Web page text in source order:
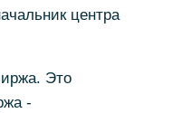
центра
Это
-